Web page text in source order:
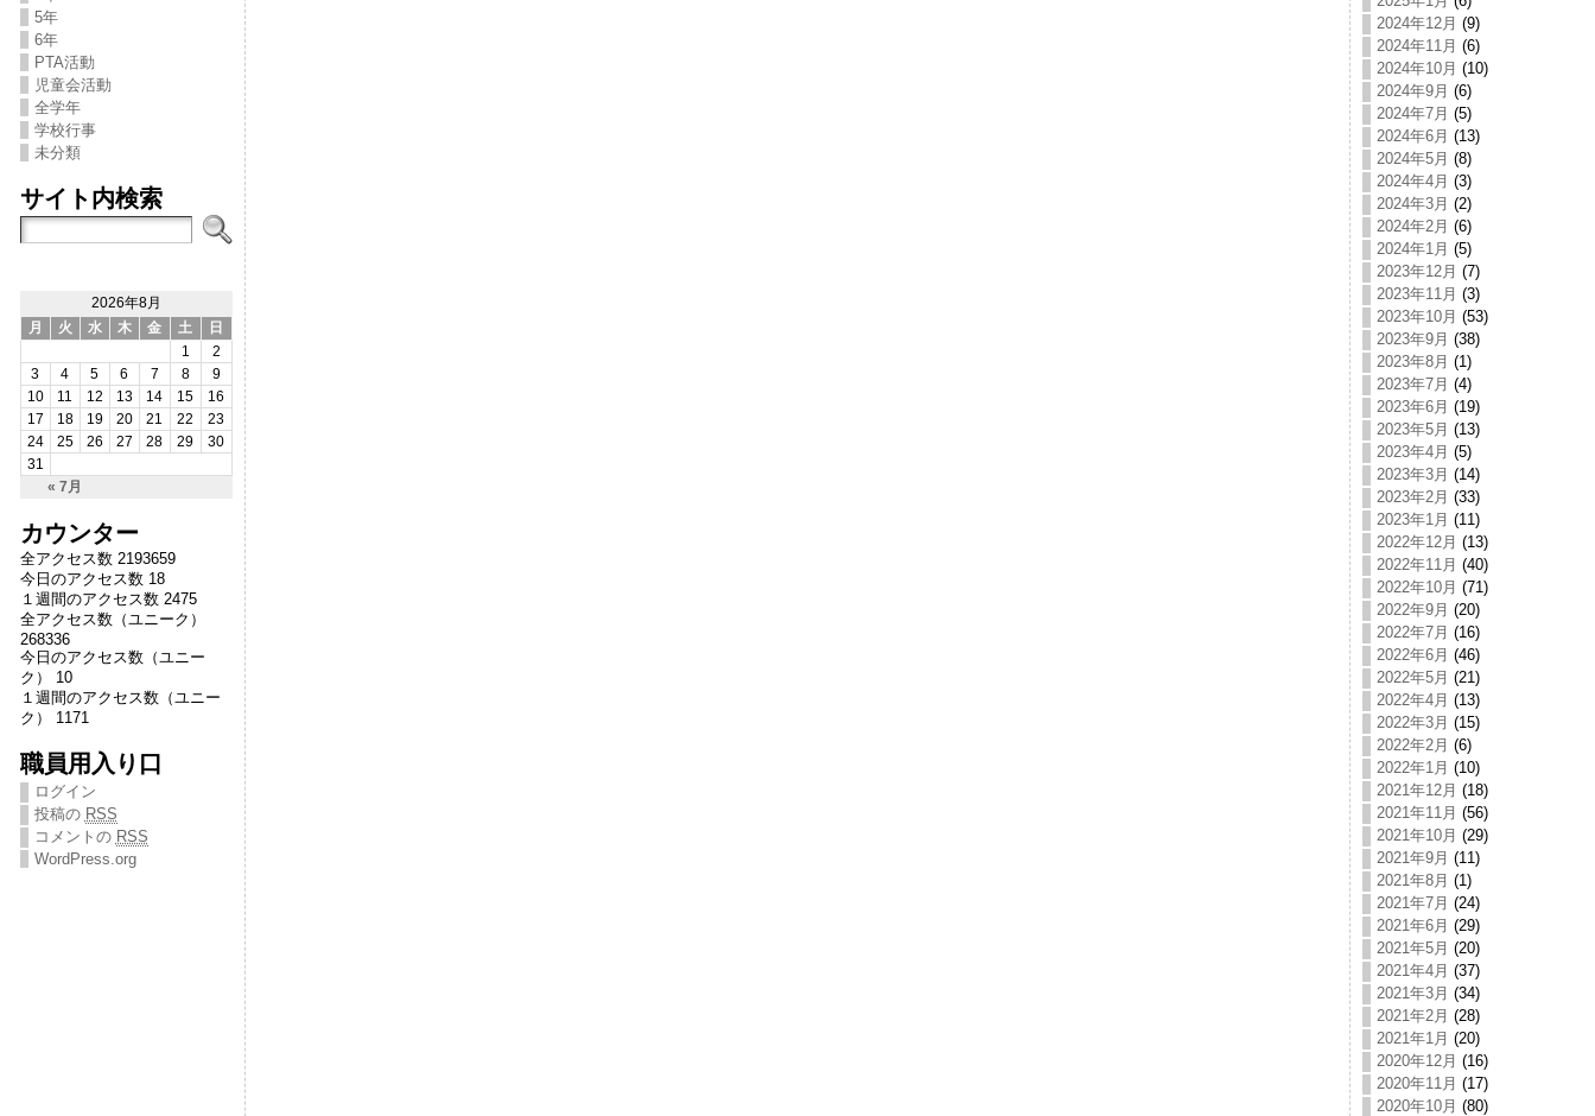
5年
6年
PTA活動
児童会活動
全学年
学校行事
未分類
サイト内検索
2026年8月
月
火 水 木 金 土 日
« 7月
1
2
3
4 5 6 7 8
9
10
11 12 13 14 15
16
17
18 19 20 21 22
23
24
25 26 27 28 29
30
31
カウンター
全アクセス数 2193659
今日のアクセス数 18
１週間のアクセス数 2475
全アクセス数（ユニーク）
268336
今日のアクセス数（ユニー
ク） 10
１週間のアクセス数（ユニー
ク） 1171
職員用入り口
ログイン
投稿の RSS
コメントの RSS
WordPress.org
2024年12月 (9)
2024年11月 (6)
2024年10月 (10)
2024年9月 (6)
2024年7月 (5)
2024年6月 (13)
2024年5月 (8)
2024年4月 (3)
2024年3月 (2)
2024年2月 (6)
2024年1月 (5)
2023年12月 (7)
2023年11月 (3)
2023年10月 (53)
2023年9月 (38)
2023年8月 (1)
2023年7月 (4)
2023年6月 (19)
2023年5月 (13)
2023年4月 (5)
2023年3月 (14)
2023年2月 (33)
2023年1月 (11)
2022年12月 (13)
2022年11月 (40)
2022年10月 (71)
2022年9月 (20)
2022年7月 (16)
2022年6月 (46)
2022年5月 (21)
2022年4月 (13)
2022年3月 (15)
2022年2月 (6)
2022年1月 (10)
2021年12月 (18)
2021年11月 (56)
2021年10月 (29)
2021年9月 (11)
2021年8月 (1)
2021年7月 (24)
2021年6月 (29)
2021年5月 (20)
2021年4月 (37)
2021年3月 (34)
2021年2月 (28)
2021年1月 (20)
2020年12月 (16)
2020年11月 (17)
2020年10月 (80)